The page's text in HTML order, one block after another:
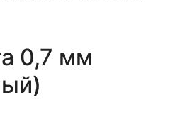
0,7 мм